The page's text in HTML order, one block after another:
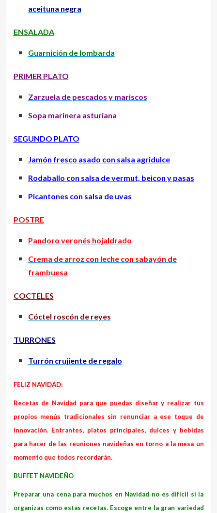
aceituna negra
ENSALADA
Guarnición de lombarda
PRIMER PLATO
Zarzuela de pescados y mariscos
Sopa marinera asturiana
SEGUNDO PLATO
Jamón fresco asado con salsa agridulce
Rodaballo con salsa de vermut, beicon y pasas
Picantones con salsa de uvas
POSTRE
Pandoro veronés hojaldrado
Crema de arroz con leche con sabayón de
frambuesa
COCTELES
Cóctel roscón de reyes
TURRONES
Turrón crujiente de regalo
FELIZ NAVIDAD:
Recetas de Navidad para que puedas diseñar y realizar tus
propios menús tradicionales sin renunciar a ese toque de
innovación. Entrantes, platos principales, dulces y bebidas
para hacer de las reuniones navideñas en torno a la mesa un
momento que todos recordarán.
BUFFET NAVIDEÑO
Preparar una cena para muchos en Navidad no es difícil si la
organizas como estas recetas. Escoge entre la gran variedad